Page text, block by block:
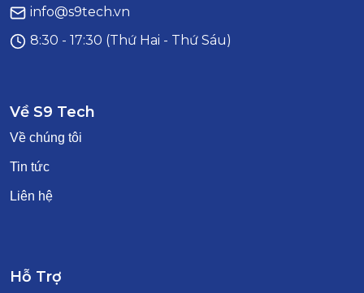
info@s9tech.vn
8:30 - 17:30 (Thứ Hai - Thứ Sáu)
Về S9 Tech
Về chúng tôi
Tin tức
Liên hệ
Hỗ Trợ